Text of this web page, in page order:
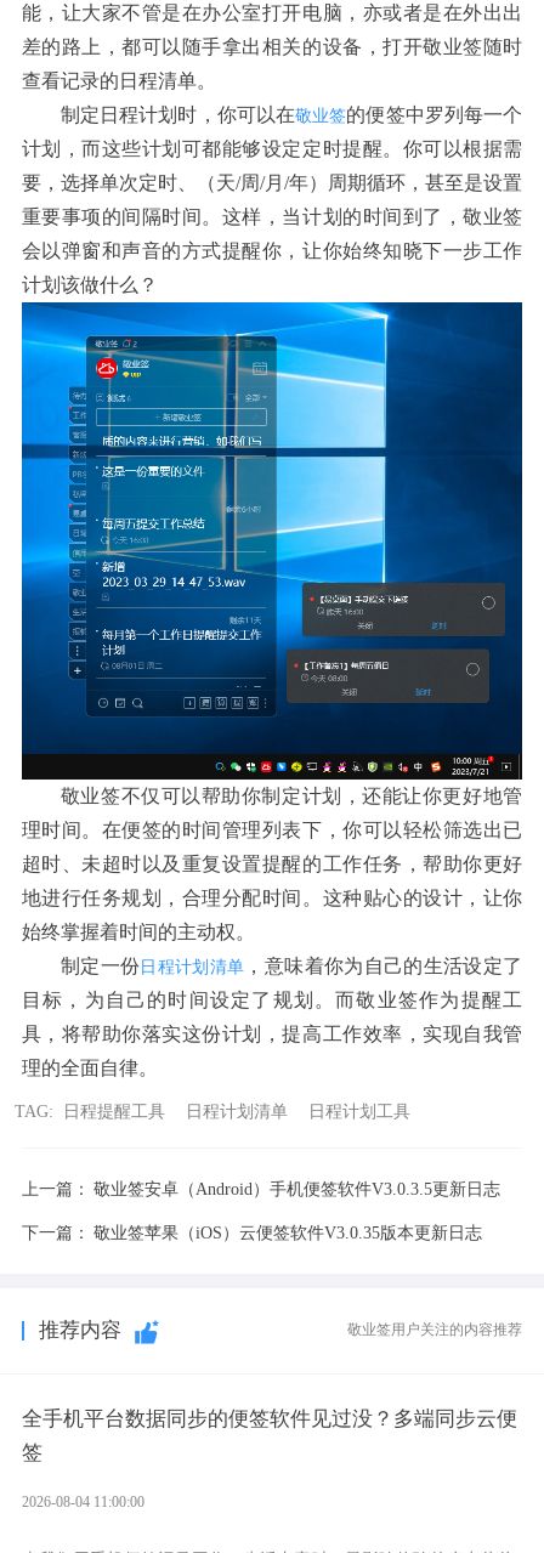
能，让大家不管是在办公室打开电脑，亦或者是在外出出
差的路上，都可以随手拿出相关的设备，打开敬业签随时
查看记录的日程清单。
制定日程计划时，你可以在敬业签的便签中罗列每一个
计划，而这些计划可都能够设定定时提醒。你可以根据需
要，选择单次定时、
（天/周/月/年）
周期循环，甚至是设置
重要事项的间隔时间。这样，当计划的时间到了，敬业签
会以弹窗和声音的方式提醒你，让你始终知晓下一步工作
计划该做什么？
敬业签不仅可以帮助你制定计划，还能让你更好地管
理时间。在便签的时间管理列表下，你可以轻松筛选出已
超时、未超时以及重复设置提醒的工作任务，帮助你更好
地进行任务规划，合理分配时间。这种贴心的设计，让你
始终掌握着时间的主动权。
制定一份日程计划清单 ，意味着你为自己的生活设定了
目标，为自己的时间设定了规划。而敬业签作为提醒工
具，将帮助你落实这份计划，提高工作效率，实现自我管
理的全面自律。
TAG: 日程提醒工具 日程计划清单 日程计划工具
上一篇： 敬业签安卓（Android）手机便签软件V3.0.3.5更新日志
下一篇： 敬业签苹果（iOS）云便签软件V3.0.35版本更新日志
推荐内容 敬业签用户关注的内容推荐
全手机平台数据同步的便签软件见过没？多端同步云便
签
2026-08-04 11:00:00